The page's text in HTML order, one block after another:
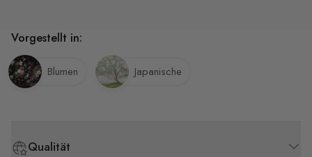
Qualität
Vorgestellt in:
Blumen Japanische